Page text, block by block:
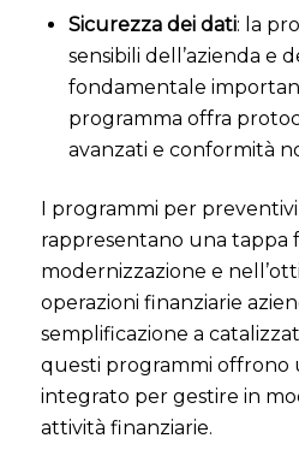
Sicurezza dei dati: la
sensibili dell’azienda e
fondamentale
programma offra
avanzati e conformità
I programmi per
rappresentano una tappa
modernizzazione e
operazioni finanziarie
semplificazione a
questi programmi offrono
integrato per gestire in
attività finanziarie.